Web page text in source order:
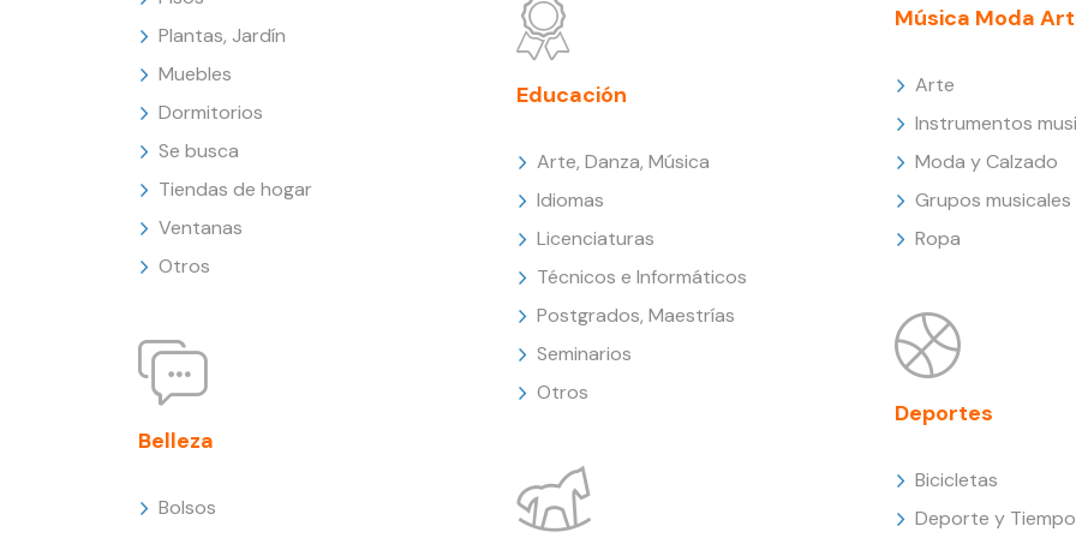
Plantas, Jardín
Muebles
Dormitorios
Se busca
Tiendas de hogar
Ventanas
Otros
Belleza
Bolsos
Educación
Arte, Danza, Música
Idiomas
Licenciaturas
Técnicos e Informáticos
Postgrados, Maestrías
Seminarios
Otros
Música Moda
Arte
Instrumentos
Moda y Calzado
Grupos musicales
Ropa
Deportes
Bicicletas
Deporte y